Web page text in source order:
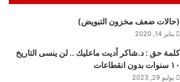
(حالات ضعف مخزون التبويض)
يناير 14, 2020
كلمة حق : د.شاكر أديت ماعليك .. لن ينسى التاريخ
١٠ سنوات بدون انقطاعات
يوليو 29, 2023